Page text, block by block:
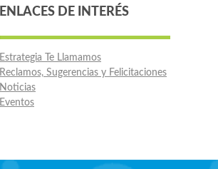
ENLACES DE INTERÉS
Estrategia Te Llamamos
Reclamos, Sugerencias y Felicitaciones
Noticias
Eventos